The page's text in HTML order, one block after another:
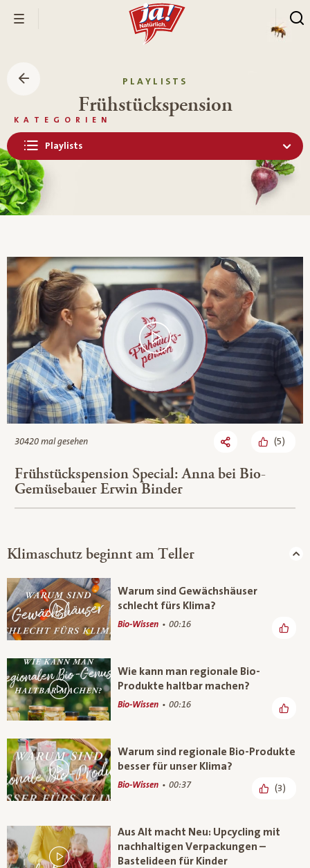
PLAYLISTS
Frühstückspension
KATEGORIEN
Playlists
30420 mal gesehen (5)
Frühstückspension Special: Anna bei Bio-
Gemüsebauer Erwin Binder
Klimaschutz beginnt am Teller
Warum sind Gewächshäuser
schlecht fürs Klima?
Bio-Wissen 00:16
Wie kann man regionale Bio-
Produkte haltbar machen?
Bio-Wissen 00:16
Warum sind regionale Bio-Produkte
besser für unser Klima?
Bio-Wissen 00:37 (3)
Aus Alt macht Neu: Upcycling mit
nachhaltigen Verpackungen –
Bastelideen für Kinder